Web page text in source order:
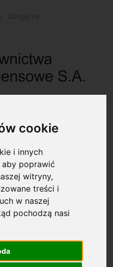
cookie
i innych
poprawić
witryny,
treści i
w naszej
pochodzą nasi